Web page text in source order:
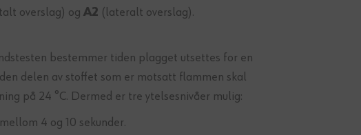
overslag) og A2 (lateralt overslag).
bestemmer tiden plagget utsettes for en
delen av stoffet som er motsatt flammen skal
på 24 °C. Dermed er tre ytelsesnivåer mulig:
4 og 10 sekunder.